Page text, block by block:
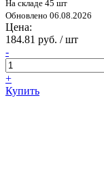
На складе 45 шт
Обновлено 06.08.2026
Цена:
184.81 руб. / шт
-
+
Купить